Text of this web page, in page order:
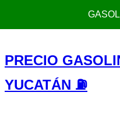
PRECIO
YUCATÁN ⛽